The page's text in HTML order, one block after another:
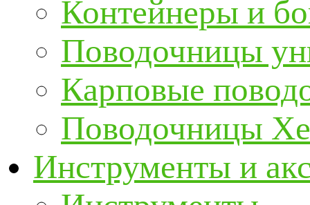
Контейнеры и
Поводочницы
Карповые
Поводочницы
Инструменты и